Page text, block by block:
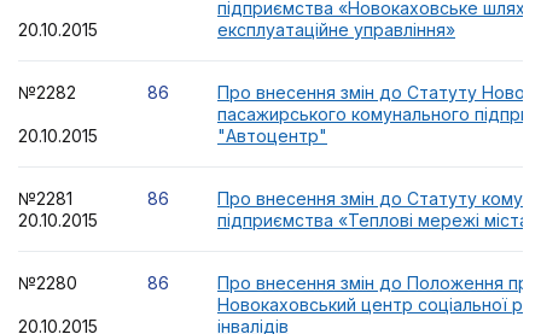
20.10.2015
підприємства «Новокаховське
експлуатаційне управління»
№2282
20.10.2015
86
Про внесення змін до Статуту
пасажирського комунального
"Автоцентр"
№2281
20.10.2015
86
Про внесення змін до Статуту
підприємства «Теплові мережі міста
№2280
20.10.2015
86
Про внесення змін до Положення про
Новокаховський центр соціальної
інвалідів